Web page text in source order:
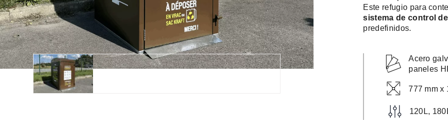
Este refugio para
sistema de control
predefinidos.
Acero
paneles
777 mm x
120L,